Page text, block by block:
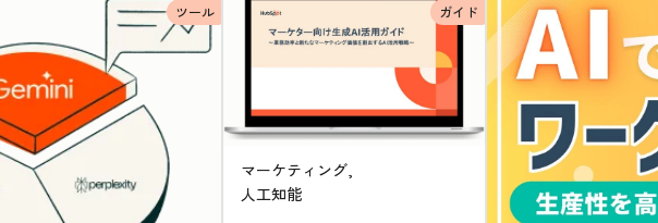
ツール ガイド
マーケティング,
人工知能